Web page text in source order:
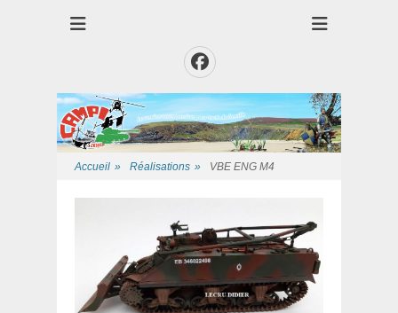
Club CAMPI
Facebook
Accueil » Réalisations » VBE ENG M4